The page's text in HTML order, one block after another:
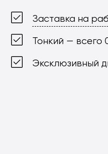
Заставка на
Тонкий — всего
Эксклюзивный